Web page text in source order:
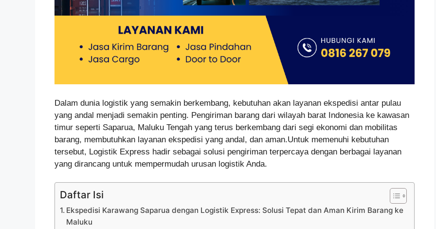
Dalam dunia logistik yang semakin berkembang, kebutuhan akan layanan ekspedisi antar pulau
yang andal menjadi semakin penting. Pengiriman barang dari wilayah barat Indonesia ke kawasan
timur seperti Saparua, Maluku Tengah yang terus berkembang dari segi ekonomi dan mobilitas
barang, membutuhkan layanan ekspedisi yang andal, dan aman.Untuk memenuhi kebutuhan
tersebut, Logistik Express hadir sebagai solusi pengiriman terpercaya dengan berbagai layanan
yang dirancang untuk mempermudah urusan logistik Anda.
Daftar Isi
Ekspedisi Karawang Saparua dengan Logistik Express: Solusi Tepat dan Aman Kirim Barang ke
Maluku